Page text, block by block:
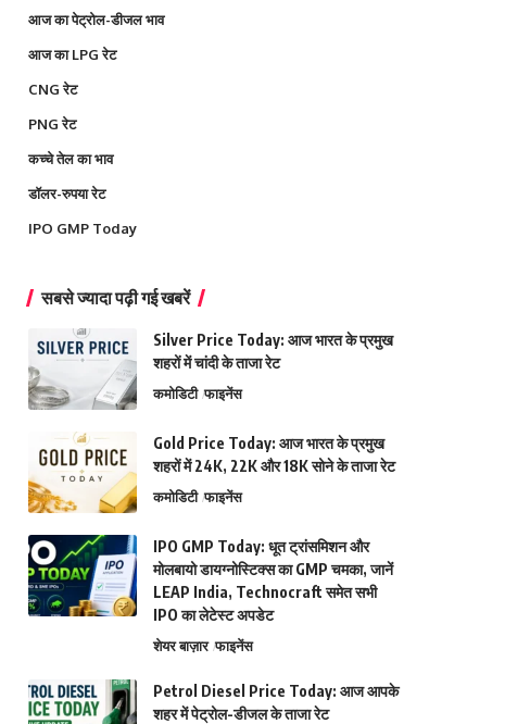
आज का पेट्रोल-डीजल भाव
आज का LPG रेट
CNG रेट
PNG रेट
कच्चे तेल का भाव
डॉलर-रुपया रेट
IPO GMP Today
सबसे ज्यादा पढ़ी गई खबरें
Silver Price Today: आज भारत के प्रमुख
शहरों में चांदी के ताजा रेट
कमोडिटी फाइनेंस
Gold Price Today: आज भारत के प्रमुख
शहरों में 24K, 22K और 18K सोने के ताजा रेट
कमोडिटी फाइनेंस
IPO GMP Today: धूत ट्रांसमिशन और
मोलबायो डायग्नोस्टिक्स का GMP चमका, जानें
LEAP India, Technocraft समेत सभी
IPO का लेटेस्ट अपडेट
शेयर बाज़ार फाइनेंस
Petrol Diesel Price Today: आज आपके
शहर में पेट्रोल-डीजल के ताजा रेट